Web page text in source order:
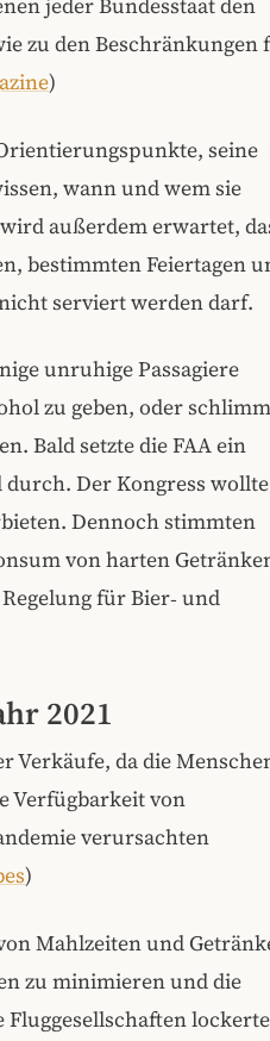
jeder Bundesstaat den
zu den Beschränkungen
)
seine
wann und wem sie
außerdem erwartet,
bestimmten Feiertagen
serviert werden darf.
unruhige Passagiere
zu geben, oder
Bald setzte die FAA ein
Der Kongress wollte
Dennoch stimmten
von harten
für Bier‑ und
2021
Verkäufe, da die
Verfügbarkeit von
verursachten
)
Mahlzeiten und
zu minimieren und die